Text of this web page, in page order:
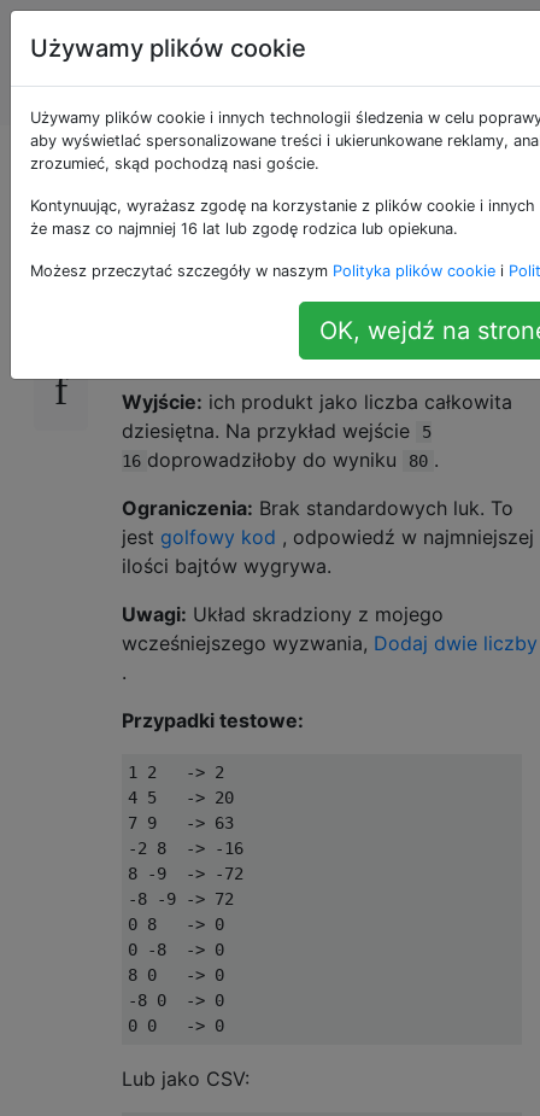
Programowanie
puzzli i Code
Golf
Pomnóż dwie liczby
21 Dane wejściowe:dwie liczby całkowite
dziesiętne. Można je podać kodowi na
standardowym wejściu, jako argumenty
programu lub funkcji lub jako listę.
Wyjście: ich produkt jako liczba całkowita
dziesiętna. Na przykład wejście
5
16 doprowadziłoby do wyniku 80 .
Ograniczenia: Brak standardowych luk. To
jest golfowy kod , odpowiedź w najmniejszej
ilości bajtów wygrywa.
Uwagi: Układ skradziony z mojego
wcześniejszego wyzwania, Dodaj dwie liczby
.
Przypadki testowe:
1 2   -> 2
4 5   -> 20
7 9   -> 63
-2 8  -> -16
8 -9  -> -72
-8 -9 -> 72
0 8   -> 0
0 -8  -> 0
8 0   -> 0
-8 0  -> 0
Lub jako CSV:
Używamy plików cookie
Używamy plików cookie i innych technologii śledzenia w celu
aby wyświetlać spersonalizowane treści i ukierunkowane reklamy,
zrozumieć, skąd pochodzą nasi goście.
Kontynuując, wyrażasz zgodę na korzystanie z plików cookie i
że masz co najmniej 16 lat lub zgodę rodzica lub opiekuna.
Możesz przeczytać szczegóły w naszym Polityka plików cookie i
OK, wejdź na